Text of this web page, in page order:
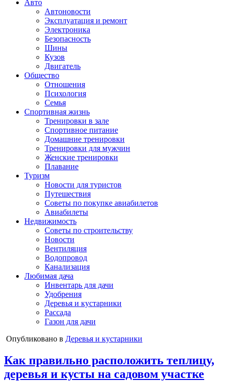
Авто
Автоновости
Эксплуатация и ремонт
Электроника
Безопасность
Шины
Кузов
Двигатель
Общество
Отношения
Психология
Семья
Спортивная жизнь
Тренировки в зале
Спортивное питание
Домашние тренировки
Тренировки для мужчин
Женские тренировки
Плавание
Туризм
Новости для туристов
Путешествия
Советы по покупке авиабилетов
Авиабилеты
Недвижимость
Советы по строительству
Новости
Вентиляция
Водопровод
Канализация
Любимая дача
Инвентарь для дачи
Удобрения
Деревья и кустарники
Рассада
Газон для дачи
Опубликовано в Деревья и кустарники
Как правильно расположить теплицу,
деревья и кусты на садовом участке